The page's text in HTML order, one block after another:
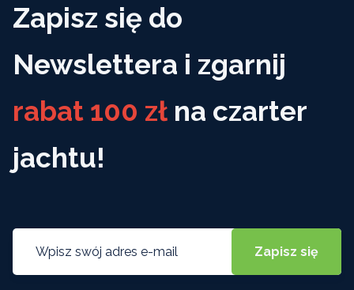
Zapisz się do
Newslettera i zgarnij
rabat 100 zł na czarter
jachtu!